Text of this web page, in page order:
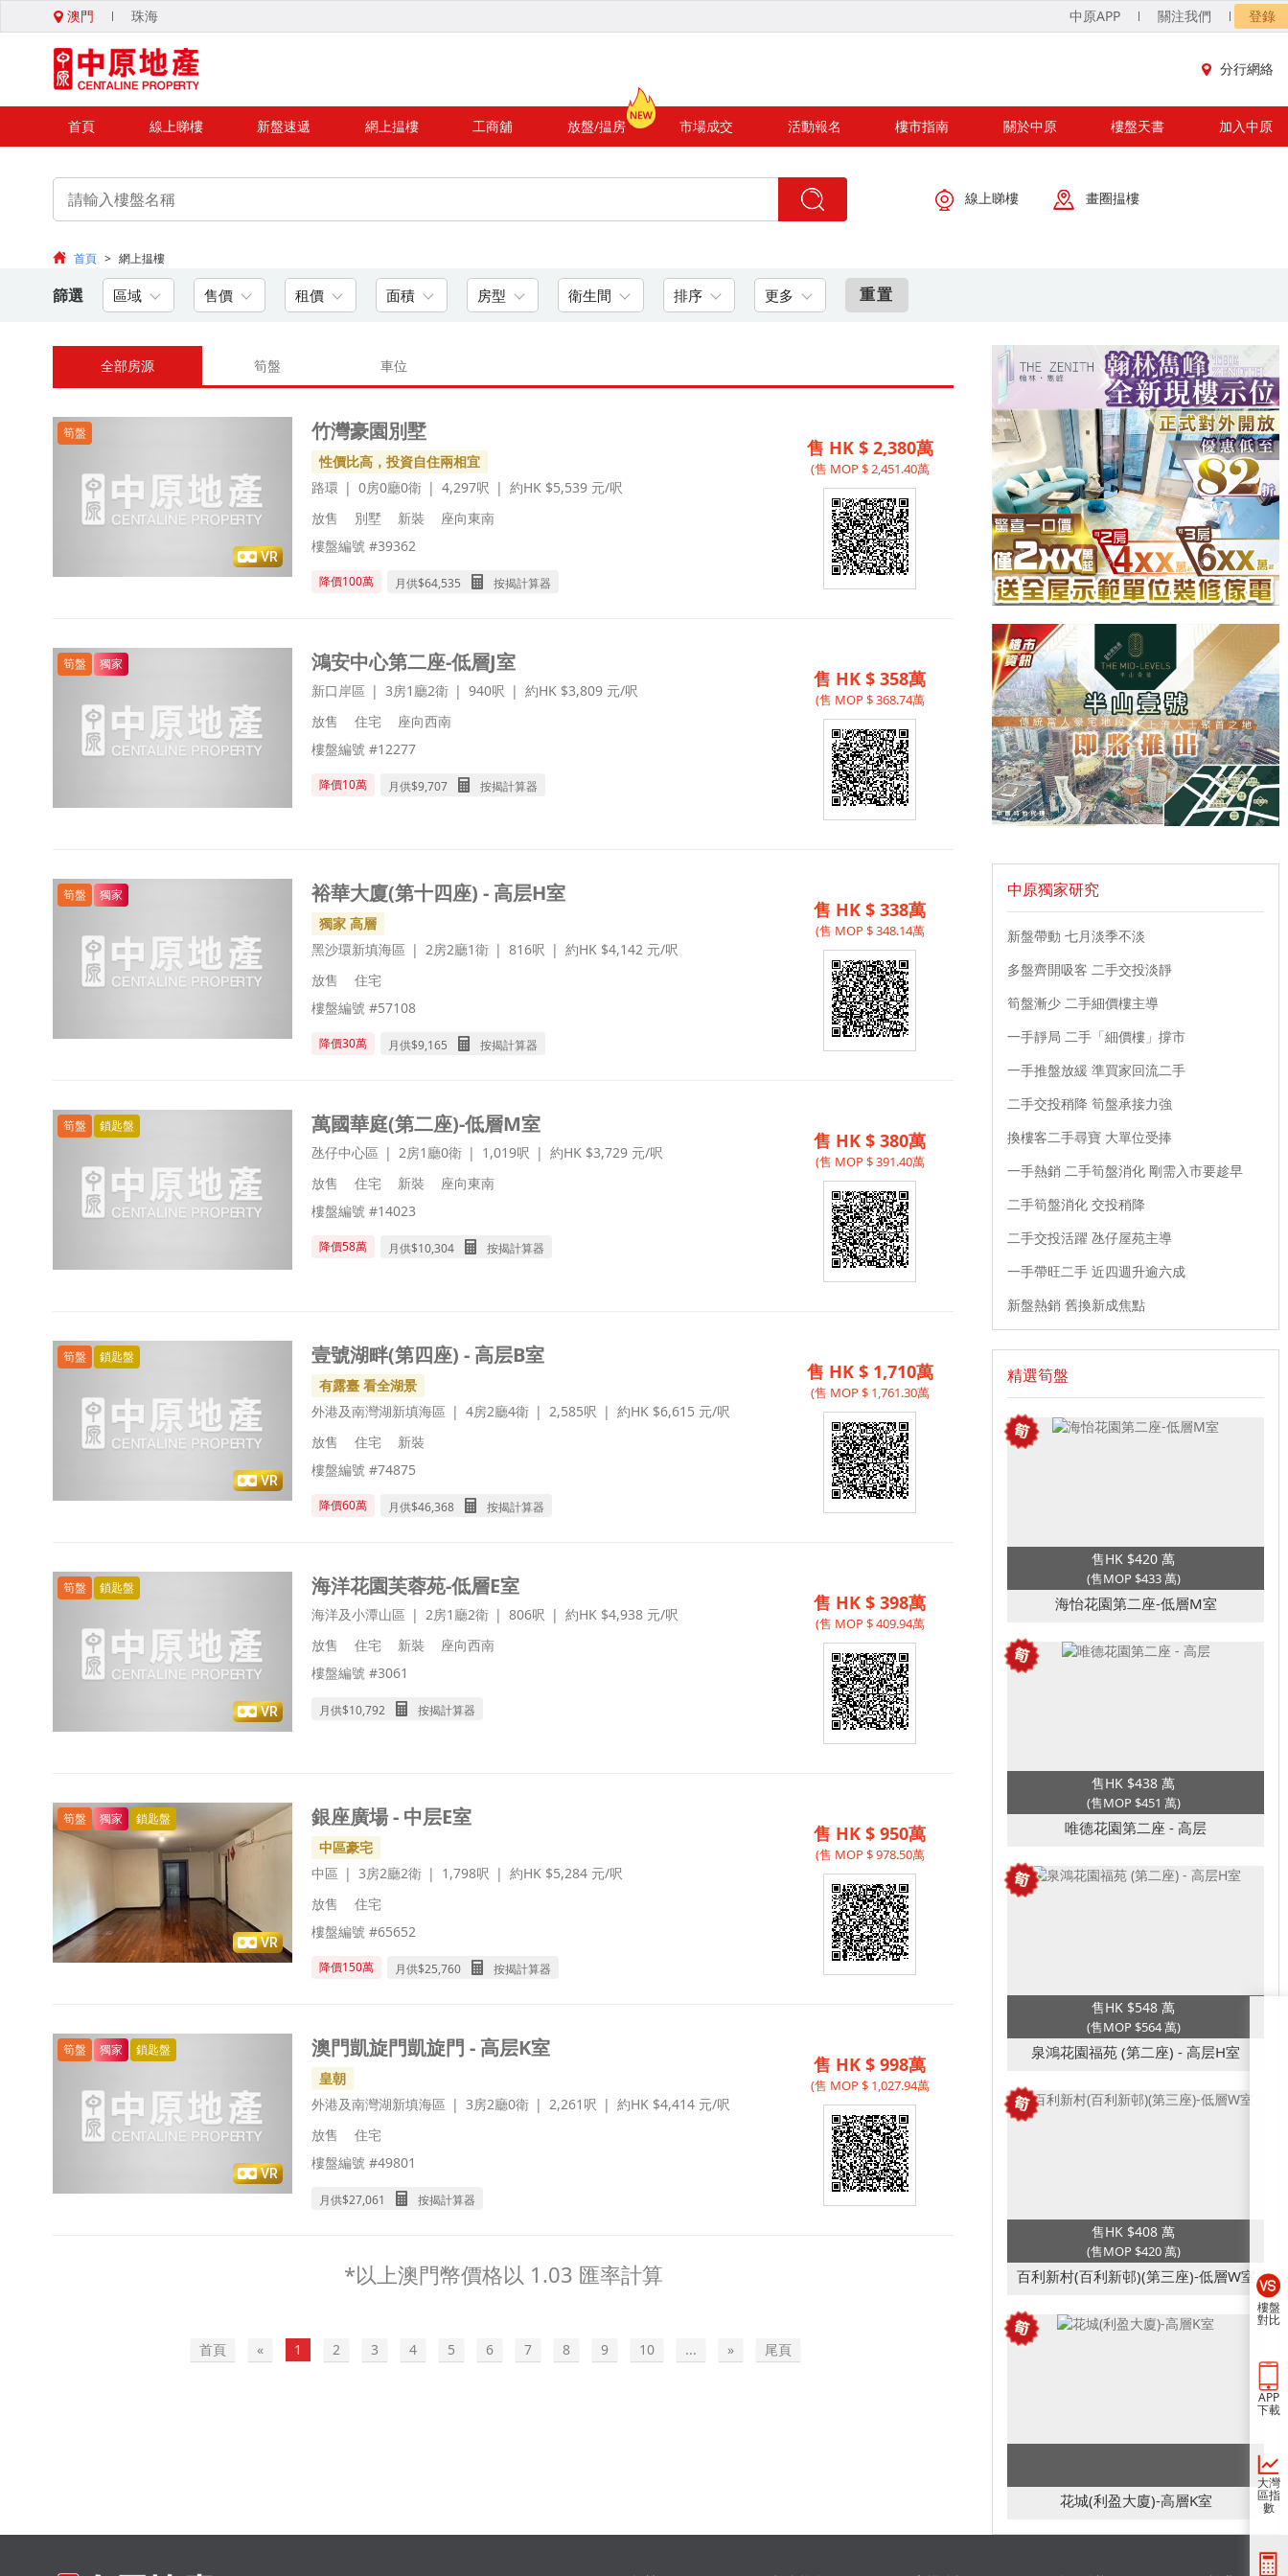
澳門 珠海 中原APP 關注我們 登錄
分行網絡
首頁 線上睇樓 新盤速遞 網上揾樓 工商舖 放盤/揾房 市場成交 活動報名 樓市指南 關於中原 樓盤天書 加入中原
線上睇樓 畫圈揾樓
首頁 網上揾樓
>
篩選 區域 售價 租價 面積 房型 衛生間 排序 更多 重置
全部房源 筍盤 車位
筍盤
VR
竹灣豪園別墅
性價比高，投資自住兩相宜
路環
0房0廳0衛 4,297呎
約HK $5,539 元/呎
放售
別墅 新裝 座向東南
樓盤編號 #39362
降價100萬 月供$64,535 按揭計算器
售 HK $ 2,380萬
(售 MOP $ 2,451.40萬
筍盤 獨家 鴻安中心第二座-低層J室
新口岸區 3房1廳2衛 940呎
約HK $3,809 元/呎
放售
住宅 座向西南
樓盤編號 #12277
降價10萬 月供$9,707 按揭計算器
售 HK $ 358萬
(售 MOP $ 368.74萬
筍盤 獨家 裕華大廈(第十四座) - 高层H室
獨家 高層
黑沙環新填海區
2房2廳1衛 816呎
約HK $4,142 元/呎
放售
住宅
樓盤編號 #57108
降價30萬 月供$9,165 按揭計算器
售 HK $ 338萬
(售 MOP $ 348.14萬
筍盤 鎖匙盤 萬國華庭(第二座)-低層M室
氹仔中心區 2房1廳0衛 1,019呎
約HK $3,729 元/呎
放售
住宅 新裝 座向東南
樓盤編號 #14023
降價58萬 月供$10,304 按揭計算器
售 HK $ 380萬
(售 MOP $ 391.40萬
筍盤 鎖匙盤
VR
壹號湖畔(第四座) - 高层B室
有露臺 看全湖景
外港及南灣湖新填海區
4房2廳4衛 2,585呎
約HK $6,615 元/呎
放售
住宅
新裝
樓盤編號 #74875
降價60萬 月供$46,368 按揭計算器
售 HK $ 1,710萬
(售 MOP $ 1,761.30萬
筍盤 鎖匙盤
VR
海洋花園芙蓉苑-低層E室
海洋及小潭山區 2房1廳2衛 806呎
約HK $4,938 元/呎
放售
住宅 新裝 座向西南
樓盤編號 #3061
月供$10,792 按揭計算器
售 HK $ 398萬
(售 MOP $ 409.94萬
筍盤 獨家 鎖匙盤
VR
銀座廣場 - 中层E室
中區豪宅
中區
3房2廳2衛 1,798呎
約HK $5,284 元/呎
放售
住宅
樓盤編號 #65652
降價150萬 月供$25,760 按揭計算器
售 HK $ 950萬
(售 MOP $ 978.50萬
筍盤 獨家 鎖匙盤
VR
澳門凱旋門凱旋門 - 高层K室
皇朝
外港及南灣湖新填海區
3房2廳0衛 2,261呎
約HK $4,414 元/呎
放售
住宅
樓盤編號 #49801
月供$27,061 按揭計算器
售 HK $ 998萬
(售 MOP $ 1,027.94萬
*以上澳門幣價格以 1.03 匯率計算
首頁 « 1 2 3 4 5 6 7 8 9 10 ... » 尾頁
中原獨家研究
新盤帶動 七月淡季不淡
多盤齊開吸客 二手交投淡靜
筍盤漸少 二手細價樓主導
一手靜局 二手「細價樓」撐市
一手推盤放緩 準買家回流二手
二手交投稍降 筍盤承接力強
換樓客二手尋寶 大單位受捧
一手熱銷 二手筍盤消化 剛需入市要趁早
二手筍盤消化 交投稍降
二手交投活躍 氹仔屋苑主導
一手帶旺二手 近四週升逾六成
新盤熱銷 舊換新成焦點
精選筍盤
售HK $420 萬
(售MOP $433 萬)
海怡花園第二座-低層M室
售HK $438 萬
(售MOP $451 萬)
唯德花園第二座 - 高层
售HK $548 萬
(售MOP $564 萬)
泉鴻花園福苑 (第二座) - 高层H室
售HK $408 萬
(售MOP $420 萬)
百利新村(百利新邨)(第三座)-低層W室
花城(利盈大廈)-高層K室
樓盤
對比
APP
下載
大灣
區指
數